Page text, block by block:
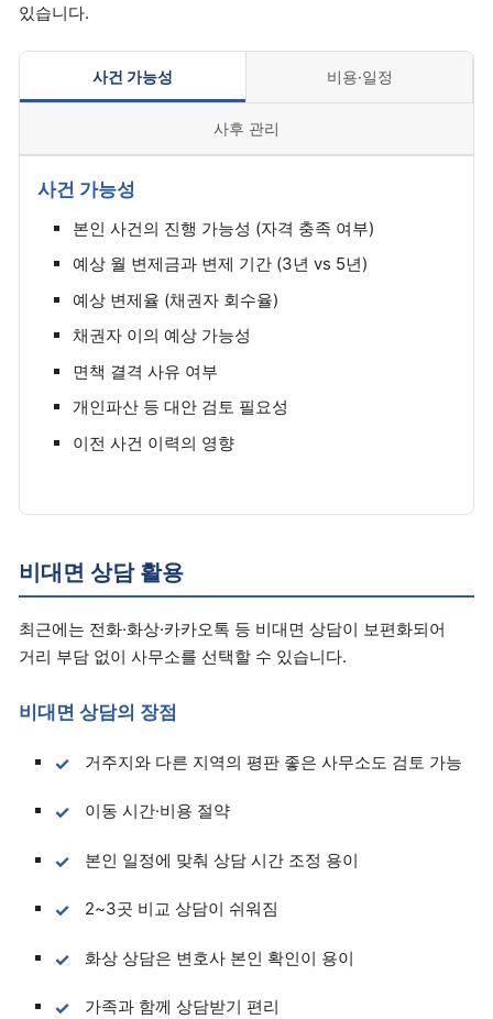
있습니다.
사건 가능성 비용·일정
사후 관리
사건 가능성
본인 사건의 진행 가능성 (자격 충족 여부)
예상 월 변제금과 변제 기간 (3년 vs 5년)
예상 변제율 (채권자 회수율)
채권자 이의 예상 가능성
면책 결격 사유 여부
개인파산 등 대안 검토 필요성
이전 사건 이력의 영향
비대면 상담 활용
최근에는 전화·화상·카카오톡 등 비대면 상담이 보편화되어
거리 부담 없이 사무소를 선택할 수 있습니다.
비대면 상담의 장점
거주지와 다른 지역의 평판 좋은 사무소도 검토 가능
이동 시간·비용 절약
본인 일정에 맞춰 상담 시간 조정 용이
2~3곳 비교 상담이 쉬워짐
화상 상담은 변호사 본인 확인이 용이
가족과 함께 상담받기 편리